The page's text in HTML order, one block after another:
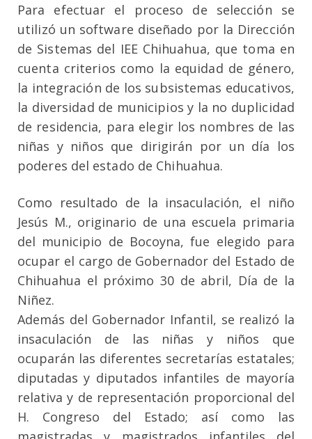
Para efectuar el proceso de selección se
utilizó un software diseñado por la Dirección
de Sistemas del IEE Chihuahua, que toma en
cuenta criterios como la equidad de género,
la integración de los subsistemas educativos,
la diversidad de municipios y la no duplicidad
de residencia, para elegir los nombres de las
niñas y niños que dirigirán por un día los
poderes del estado de Chihuahua.
Como resultado de la insaculación, el niño
Jesús M., originario de una escuela primaria
del municipio de Bocoyna, fue elegido para
ocupar el cargo de Gobernador del Estado de
Chihuahua el próximo 30 de abril, Día de la
Niñez.
Además del Gobernador Infantil, se realizó la
insaculación de las niñas y niños que
ocuparán las diferentes secretarías estatales;
diputadas y diputados infantiles de mayoría
relativa y de representación proporcional del
H. Congreso del Estado; así como las